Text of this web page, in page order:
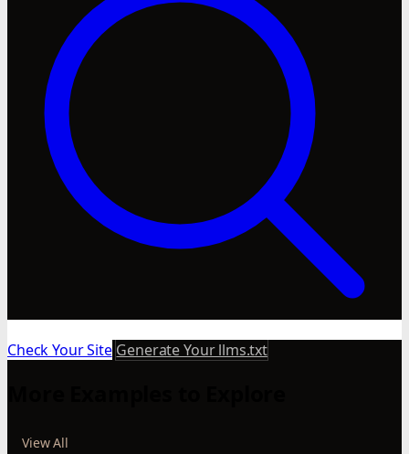
Check Your Site Generate Your llms.txt
View All